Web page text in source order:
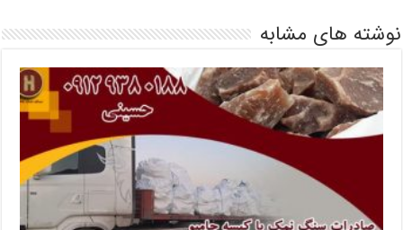
نوشته های مشابه